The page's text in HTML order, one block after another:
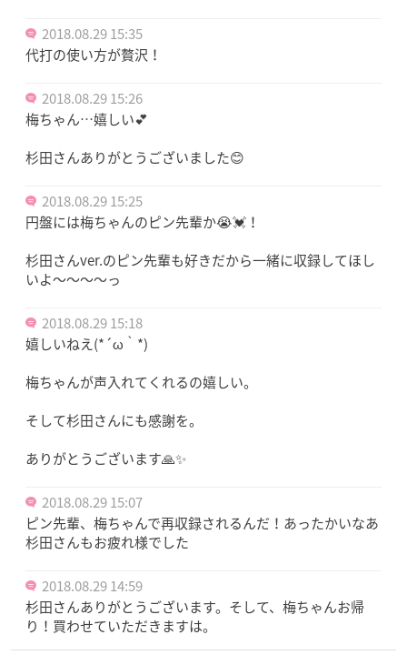
2018.08.29 15:35
代打の使い方が贅沢！
2018.08.29 15:26
梅ちゃん…嬉しい💕
杉田さんありがとうございました😊
2018.08.29 15:25
円盤には梅ちゃんのピン先輩か😭💓！
杉田さんver.のピン先輩も好きだから一緒に収録してほし
いよ〜〜〜〜っ
2018.08.29 15:18
嬉しいねえ(*´ω｀*)
梅ちゃんが声入れてくれるの嬉しい。
そして杉田さんにも感謝を。
ありがとうございます🙏✨
2018.08.29 15:07
ピン先輩、梅ちゃんで再収録されるんだ！あったかいなあ
杉田さんもお疲れ様でした
2018.08.29 14:59
杉田さんありがとうございます。そして、梅ちゃんお帰
り！買わせていただきますは。